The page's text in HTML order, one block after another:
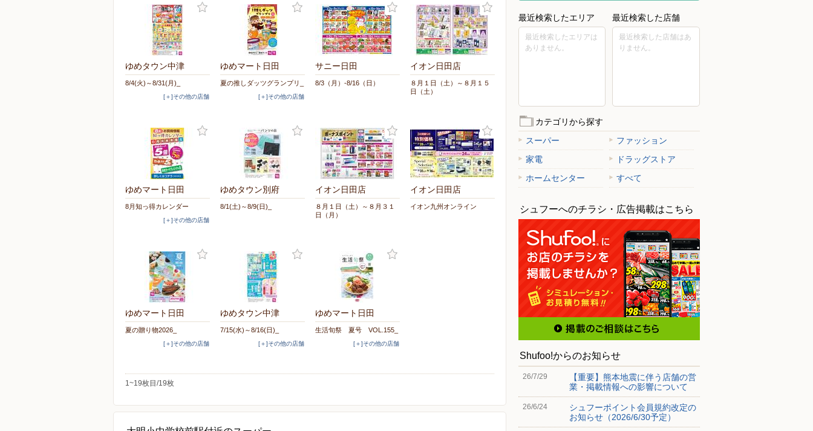
ゆめタウン中津
8/4(火)～8/31(月)_
[＋]その他の店舗
ゆめマート日田
夏の推しダッツグランプリ_
[＋]その他の店舗
サニー日田
8/3（月）-8/16（日）
イオン日田店
８月１日（土）～８月１５
日（土）
ゆめマート日田
8月知っ得カレンダー
[＋]その他の店舗
ゆめタウン別府
8/1(土)～8/9(日)_
イオン日田店
８月１日（土）～８月３１
日（月）
イオン日田店
イオン九州オンライン
ゆめマート日田
夏の贈り物2026_
[＋]その他の店舗
ゆめタウン中津
7/15(水)～8/16(日)_
[＋]その他の店舗
ゆめマート日田
生活旬祭 夏号 VOL.155_
[＋]その他の店舗
1~19枚目/19枚
最近検索したエリア
最近検索したエリアは
ありません。
最近検索した店舗
最近検索した店舗はあ
りません。
カテゴリから探す
スーパー
ファッション
家電
ドラッグストア
ホームセンター
すべて
シュフーへのチラシ・広告掲載はこちら
Shufoo!からのお知らせ
26/7/29
【重要】熊本地震に伴う店舗の営
業・掲載情報への影響について
26/6/24
シュフーポイント会員規約改定の
お知らせ（2026/6/30予定）